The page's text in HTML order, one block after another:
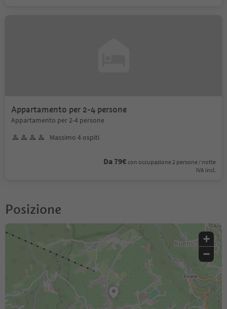
Appartamento per 2-4 persone
Appartamento per 2-4 persone
Massimo 4 ospiti
Da 79€ con occupazione 2 persone / notte
IVA incl.
Posizione
+
−